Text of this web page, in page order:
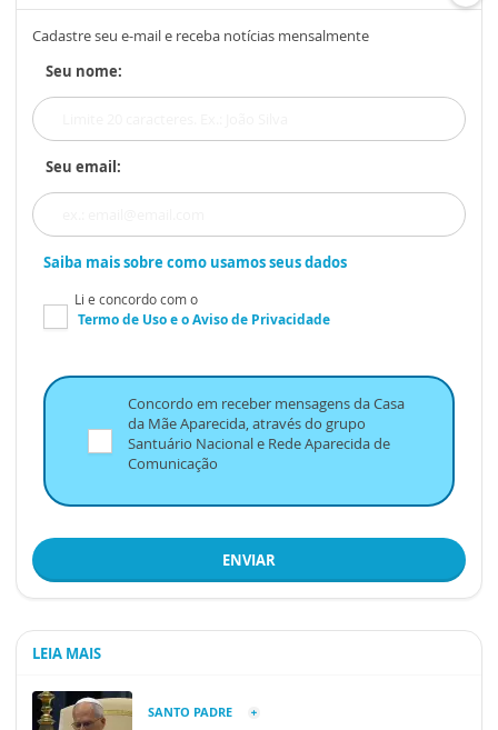
Cadastre seu e-mail e receba notícias mensalmente
Seu nome:
Seu email:
Saiba mais sobre como usamos seus dados
Li e concordo com o
Termo de Usoe oAviso de Privacidade
Concordo em receber mensagens da Casa
da Mãe Aparecida, através do grupo
Santuário Nacional e Rede Aparecida de
Comunicação
ENVIAR
LEIA MAIS
SANTO PADRE